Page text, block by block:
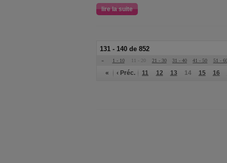
lire la suite
131 - 140 de 852
« 1 - 10 11 - 20 21 - 30 31 - 40 41 - 50 51 -
« ‹ Préc. 11 12 13 14 15 16